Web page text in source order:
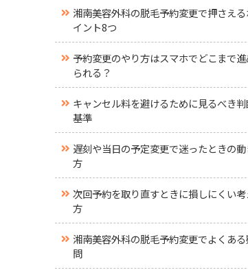
湘南美容外科の脱毛予約変更で押さえ
イント8つ
予約変更のやり方はスマホでどこまで進
られる？
キャンセル料を避けるために見るべき
基準
遅刻や当日の予定変更で迷ったときの動
方
次回予約を取り直すときに損しにくい考
方
湘南美容外科の脱毛予約変更でよくあ
問